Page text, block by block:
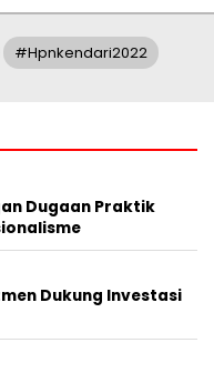
#hpnkendari2022
Dugaan Praktik
Dukung Investasi